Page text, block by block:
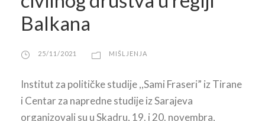
Balkana
25/11/2021 MIŠLJENJA
Institut za političke studije ,,Sami Fraseri” iz Tirane
i Centar za napredne studije iz Sarajeva
organizovali su u Skadru, 19. i 20. novembra,